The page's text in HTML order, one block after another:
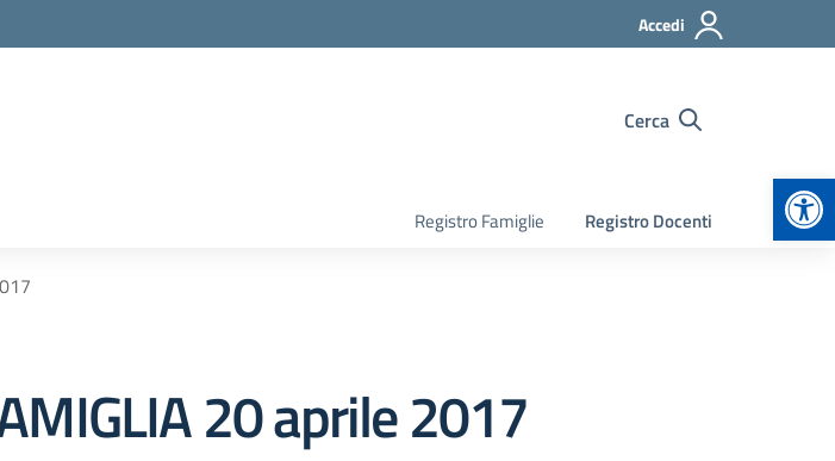
Accedi
Cerca
Registro Famiglie Registro Docenti
20 aprile 2017